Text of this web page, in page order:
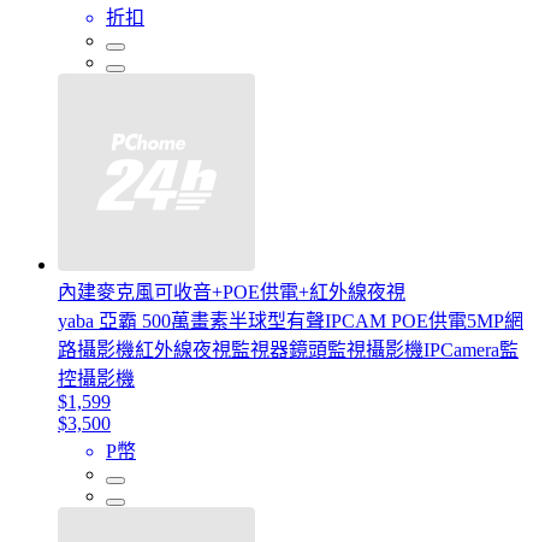
折扣
內建麥克風可收音+POE供電+紅外線夜視
yaba 亞霸 500萬畫素半球型有聲IPCAM POE供電5MP網
路攝影機紅外線夜視監視器鏡頭監視攝影機IPCamera監
控攝影機
$1,599
$3,500
P幣